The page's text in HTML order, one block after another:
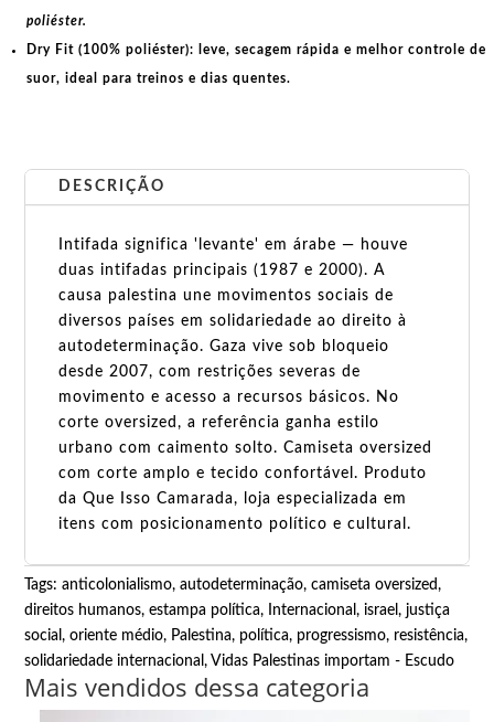
poliéster.
Dry Fit (100% poliéster): leve, secagem rápida e melhor controle de
suor, ideal para treinos e dias quentes.
DESCRIÇÃO
Intifada significa 'levante' em árabe — houve
duas intifadas principais (1987 e 2000). A
causa palestina une movimentos sociais de
diversos países em solidariedade ao direito à
autodeterminação. Gaza vive sob bloqueio
desde 2007, com restrições severas de
movimento e acesso a recursos básicos. No
corte oversized, a referência ganha estilo
urbano com caimento solto. Camiseta oversized
com corte amplo e tecido confortável. Produto
da Que Isso Camarada, loja especializada em
itens com posicionamento político e cultural.
Tags:anticolonialismo,autodeterminação,camiseta oversized,
direitos humanos,estampa política, Internacional,israel,justiça
social,oriente médio, Palestina, política, progressismo, resistência,
solidariedade internacional,Vidas Palestinas importam - Escudo
Mais vendidos dessa categoria